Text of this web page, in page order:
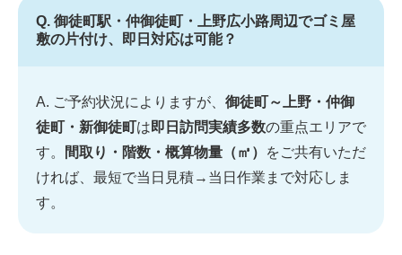
Q. 御徒町駅・仲御徒町・上野広小路周辺でゴミ屋
敷の片付け、即日対応は可能？
A. ご予約状況によりますが、 御徒町～上野・仲御
徒町・新御徒町は 即日訪問実績多数の重点エリアで
す。
間取り・階数・概算物量（㎥）
をご共有いただ
ければ、最短で当日見積→当日作業まで対応しま
す。